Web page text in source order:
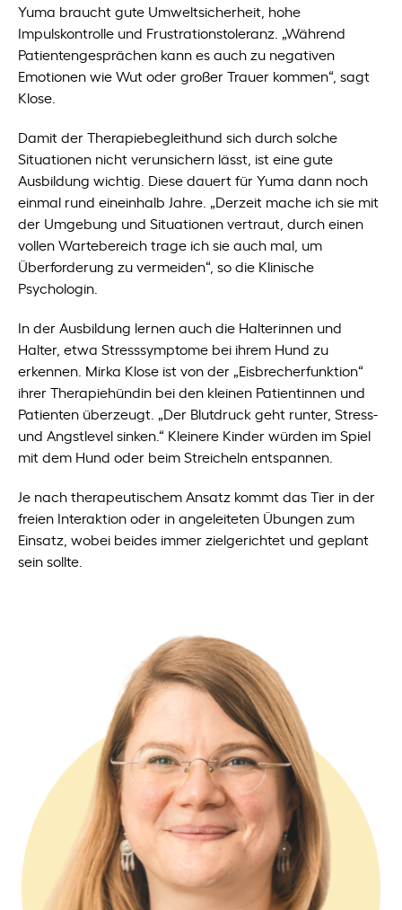
Yuma braucht gute Umweltsicherheit, hohe
Impulskontrolle und Frustrationstoleranz. „Während
Patientengesprächen kann es auch zu negativen
Emotionen wie Wut oder großer Trauer kommen“, sagt
Klose.
Damit der Therapiebegleithund sich durch solche
Situationen nicht verunsichern lässt, ist eine gute
Ausbildung wichtig. Diese dauert für Yuma dann noch
einmal rund eineinhalb Jahre. „Derzeit mache ich sie mit
der Umgebung und Situationen vertraut, durch einen
vollen Wartebereich trage ich sie auch mal, um
Überforderung zu vermeiden“, so die Klinische
Psychologin.
In der Ausbildung lernen auch die Halterinnen und
Halter, etwa Stresssymptome bei ihrem Hund zu
erkennen. Mirka Klose ist von der „Eisbrecherfunktion“
ihrer Therapiehündin bei den kleinen Patientinnen und
Patienten überzeugt. „Der Blutdruck geht runter, Stress-
und Angstlevel sinken.“ Kleinere Kinder würden im Spiel
mit dem Hund oder beim Streicheln entspannen.
Je nach therapeutischem Ansatz kommt das Tier in der
freien Interaktion oder in angeleiteten Übungen zum
Einsatz, wobei beides immer zielgerichtet und geplant
sein sollte.